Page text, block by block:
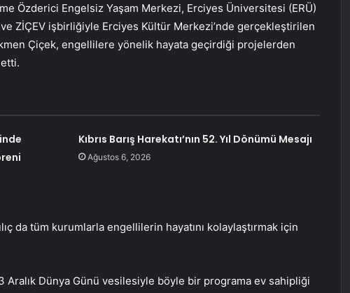
Özderici Engelsiz Yaşam Merkezi, Erciyes Üniversitesi (ERÜ)
ZİÇEV işbirliğiyle Erciyes Kültür Merkezi’nde gerçekleştirilen
Çiçek, engellilere yönelik hayata geçirdiği projelerden
Kıbrıs Barış Harekatı’nın 52. Yıl Dönümü Mesajı
Ağustos 6, 2026
da tüm kurumlarla engellilerin hayatını kolaylaştırmak için
Aralık Dünya Günü vesilesiyle böyle bir programa ev sahipliği